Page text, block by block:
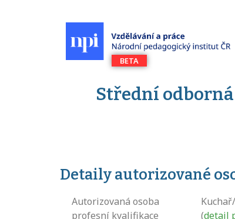
Střední
Detaily autorizované
Autorizovaná osoba
profesní kvalifikace
(detail